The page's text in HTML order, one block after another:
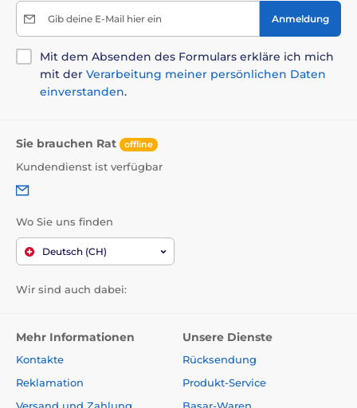
Gib deine E-Mail hier ein Anmeldung
Mit dem Absenden des Formulars erkläre ich mich
mit der Verarbeitung meiner persönlichen Daten
einverstanden.
Sie brauchen Rat offline
Kundendienst ist verfügbar
Wo Sie uns finden
Deutsch (CH)
Wir sind auch dabei:
Mehr Informationen
Kontakte
Reklamation
Unsere Dienste
Rücksendung
Produkt-Service